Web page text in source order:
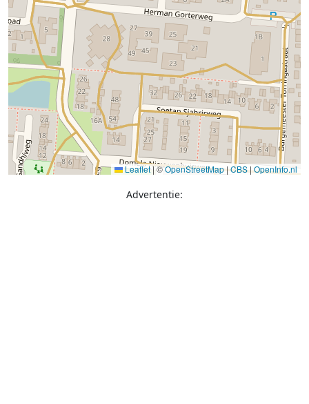
Leaflet|©OpenStreetMap|CBS|OpenInfo.nl
Advertentie: